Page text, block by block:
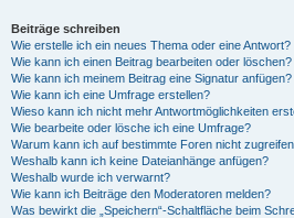
Beiträge schreiben
Wie erstelle ich ein neues Thema oder eine Antwort?
Wie kann ich einen Beitrag bearbeiten oder löschen?
Wie kann ich meinem Beitrag eine Signatur anfügen?
Wie kann ich eine Umfrage erstellen?
Wieso kann ich nicht mehr Antwortmöglichkeiten
Wie bearbeite oder lösche ich eine Umfrage?
Warum kann ich auf bestimmte Foren nicht
Weshalb kann ich keine Dateianhänge anfügen?
Weshalb wurde ich verwarnt?
Wie kann ich Beiträge den Moderatoren melden?
Was bewirkt die „Speichern“-Schaltfläche beim